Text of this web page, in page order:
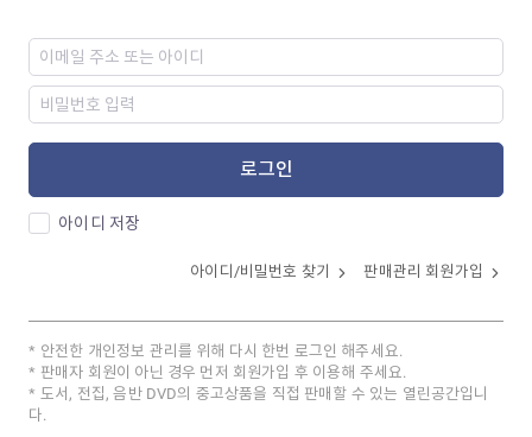
로그인
아이디 저장
아이디/비밀번호 찾기 판매관리 회원가입
안전한 개인정보 관리를 위해 다시 한번 로그인 해주세요.
판매자 회원이 아닌 경우 먼저 회원가입 후 이용해 주세요.
도서, 전집, 음반 DVD의 중고상품을 직접 판매할 수 있는 열린공간입니
다.